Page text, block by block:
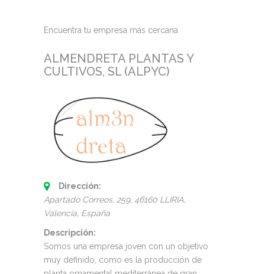
Encuentra tu empresa más cercana
ALMENDRETA PLANTAS Y
CULTIVOS, SL (ALPYC)
Dirección:
Apartado Correos, 259, 46160 LLIRIA,
Valencia, España
Descripción:
Somos una empresa joven con un objetivo
muy definido, como es la producción de